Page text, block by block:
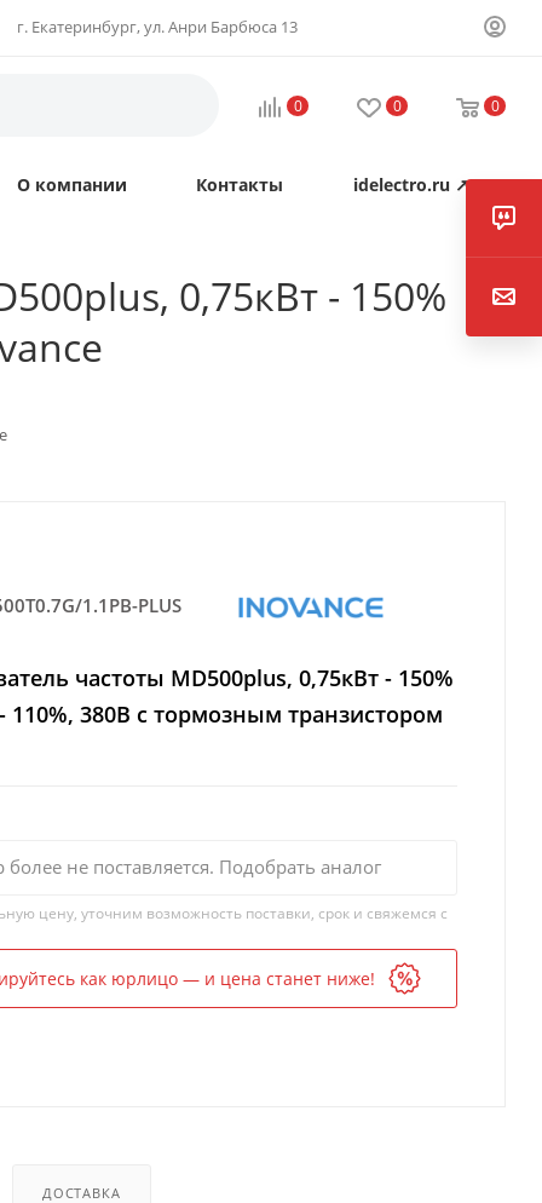
г. Екатеринбург, ул. Анри Барбюса 13
0 0 0
О компании Контакты idelectro.ru ↗
0,75кВт - 150%
1.1PB-PLUS
частоты MD500plus, 0,75кВт - 150%
110%, 380В с тормозным транзистором
более не поставляется. Подобрать аналог
цену, уточним возможность поставки, срок и свяжемся с
как юрлицо — и цена станет ниже!
ДОСТАВКА